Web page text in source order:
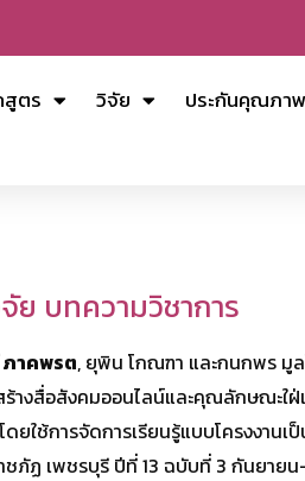
ตร วิจัย ประกันคุณภาพ
ย บทความวิชาการ
าคพรต, ยุพิน โกณฑา และกนกพร มู
างสื่อสังคมออนไลน์และคุณลักษณะใฝ่
ยใช้การจัดการเรียนรู้แบบโครงงานเ
ชภัฏ เพชรบุรี ปีที่ 13 ฉบับที่ 3 กันยาย